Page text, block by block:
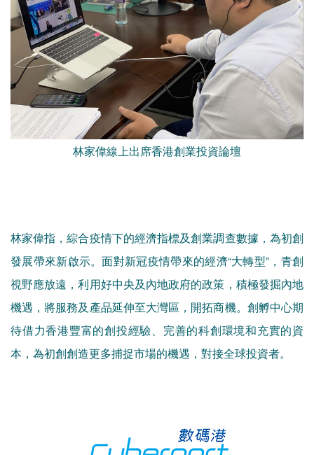
林家偉線上出席香港創業投資論壇
林家偉指，綜合疫情下的經濟指標及創業調查數據，為初創
發展帶來新啟示。面對新冠疫情帶來的經濟“大轉型”，青創
視野應放遠，利用好中央及內地政府的政策，積極發掘內地
機遇，將服務及產品延伸至大灣區，開拓商機。創孵中心期
待借力香港豐富的創投經驗、完善的科創環境和充實的資
本，為初創創造更多捕捉市場的機遇，對接全球投資者。